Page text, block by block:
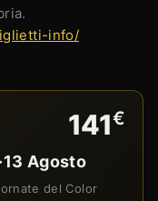
info/
141€
Agosto
del Color